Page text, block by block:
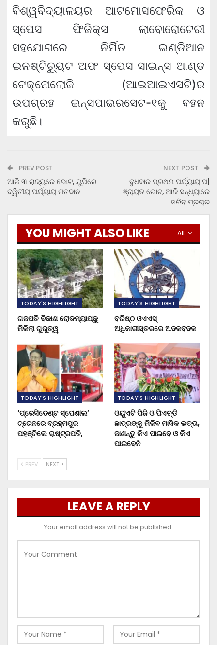
ବିଶ୍ୱବିଦ୍ୟାଳୟର ଆଟମୋସଫେରିକ ଓ
ସ୍ପେସ ଫିଜିକ୍ସ ଲାବୋରୋଟେରୀ
ସହଯୋଗରେ ନିର୍ମିତ ଇଣ୍ଡିଆନ
ଇନଷ୍ଟିଚ୍ୟୁଟ ଅଫ ସ୍ପେସ ସାଇନ୍ସ ଆଣ୍ଡ
ଟେକ୍ନୋଲୋଜି (ଆଇଆଇଏସଟି)ର
ଉପଗ୍ରହ ଇନ୍ସପାଇରସେଟ-୧କୁ ବହନ
କରୁଛି।
PREV POST
ଆଜି ୩ ରାଜ୍ୟରେ ଭୋଟ, ୟୁପିରେ
ଦ୍ୱିତୀୟ ପର୍ଯ୍ୟାୟ ମତଦାନ
NEXT POST
ବୁଧବାର ପ୍ରଥମ ପର୍ଯ୍ୟାୟ ପ|
ଞ୍ଚାୟତ ଭୋଟ, ଆଜି ସନ୍ଧ୍ୟାରେ
ସରିବ ପ୍ରଚାର
All
YOU MIGHT ALSO LIKE
TODAY'S HIGHLIGHT
ଗଜପତି ବିକାଶ ରୋଡମ୍ୟାପ୍‌କୁ
ମିଳିଲା ଗୁରୁତ୍ୱ
TODAY'S HIGHLIGHT
ବରିଷ୍ଠ ଓଏଏସ୍‌
ଅଧିକାରୀସ୍ତରରେ ଅଦଳବଦଳ
TODAY'S HIGHLIGHT
‘ପ୍ରେସିଡେଣ୍ଟ ସ୍ପେଶାଲ’
ଟ୍ରେନରେ ବ୍ରହ୍ମପୁର
ପହଞ୍ଚିଲେ ରାଷ୍ଟ୍ରପତି,
TODAY'S HIGHLIGHT
ଓୟୁଏଟି ପିଜି ଓ ପିଏଚ୍‌ଡି
ଛାତ୍ରଙ୍କୁ ମିଳିବ ମାସିକ ଭତ୍ତା,
ଜାଣନ୍ତୁ କିଏ ପାଇବେ ଓ କିଏ
ପାଇବେନି
PREV NEXT
LEAVE A REPLY
Your email address will not be published.